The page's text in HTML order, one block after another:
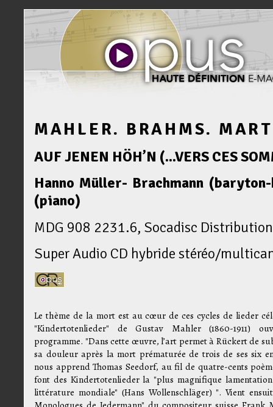
MAHLER. BRAHMS.
AUF JENEN HÖH’N (...VERS CES
Hanno Müller- Brachmann
(piano)
MDG 908 2231.6, Socadisc Distribution
Super Audio CD hybride stéréo/
Le thème de la mort est au cœur de ces cycles de lieder
"Kindertotenlieder" de Gustav Mahler (1860-1911)
programme. "Dans cette œuvre, l’art permet à Rückert de
sa douleur après la mort prématurée de trois de ses six
nous apprend Thomas Seedorf, au fil de quatre-cents
font des Kindertotenlieder la "plus magnifique
littérature mondiale" (Hans Wollenschläger) ". Vient